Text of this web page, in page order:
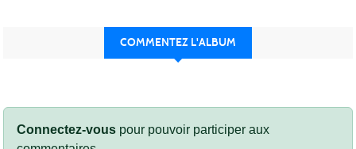
COMMENTEZ L'ALBUM
Connectez-vous pour pouvoir participer aux